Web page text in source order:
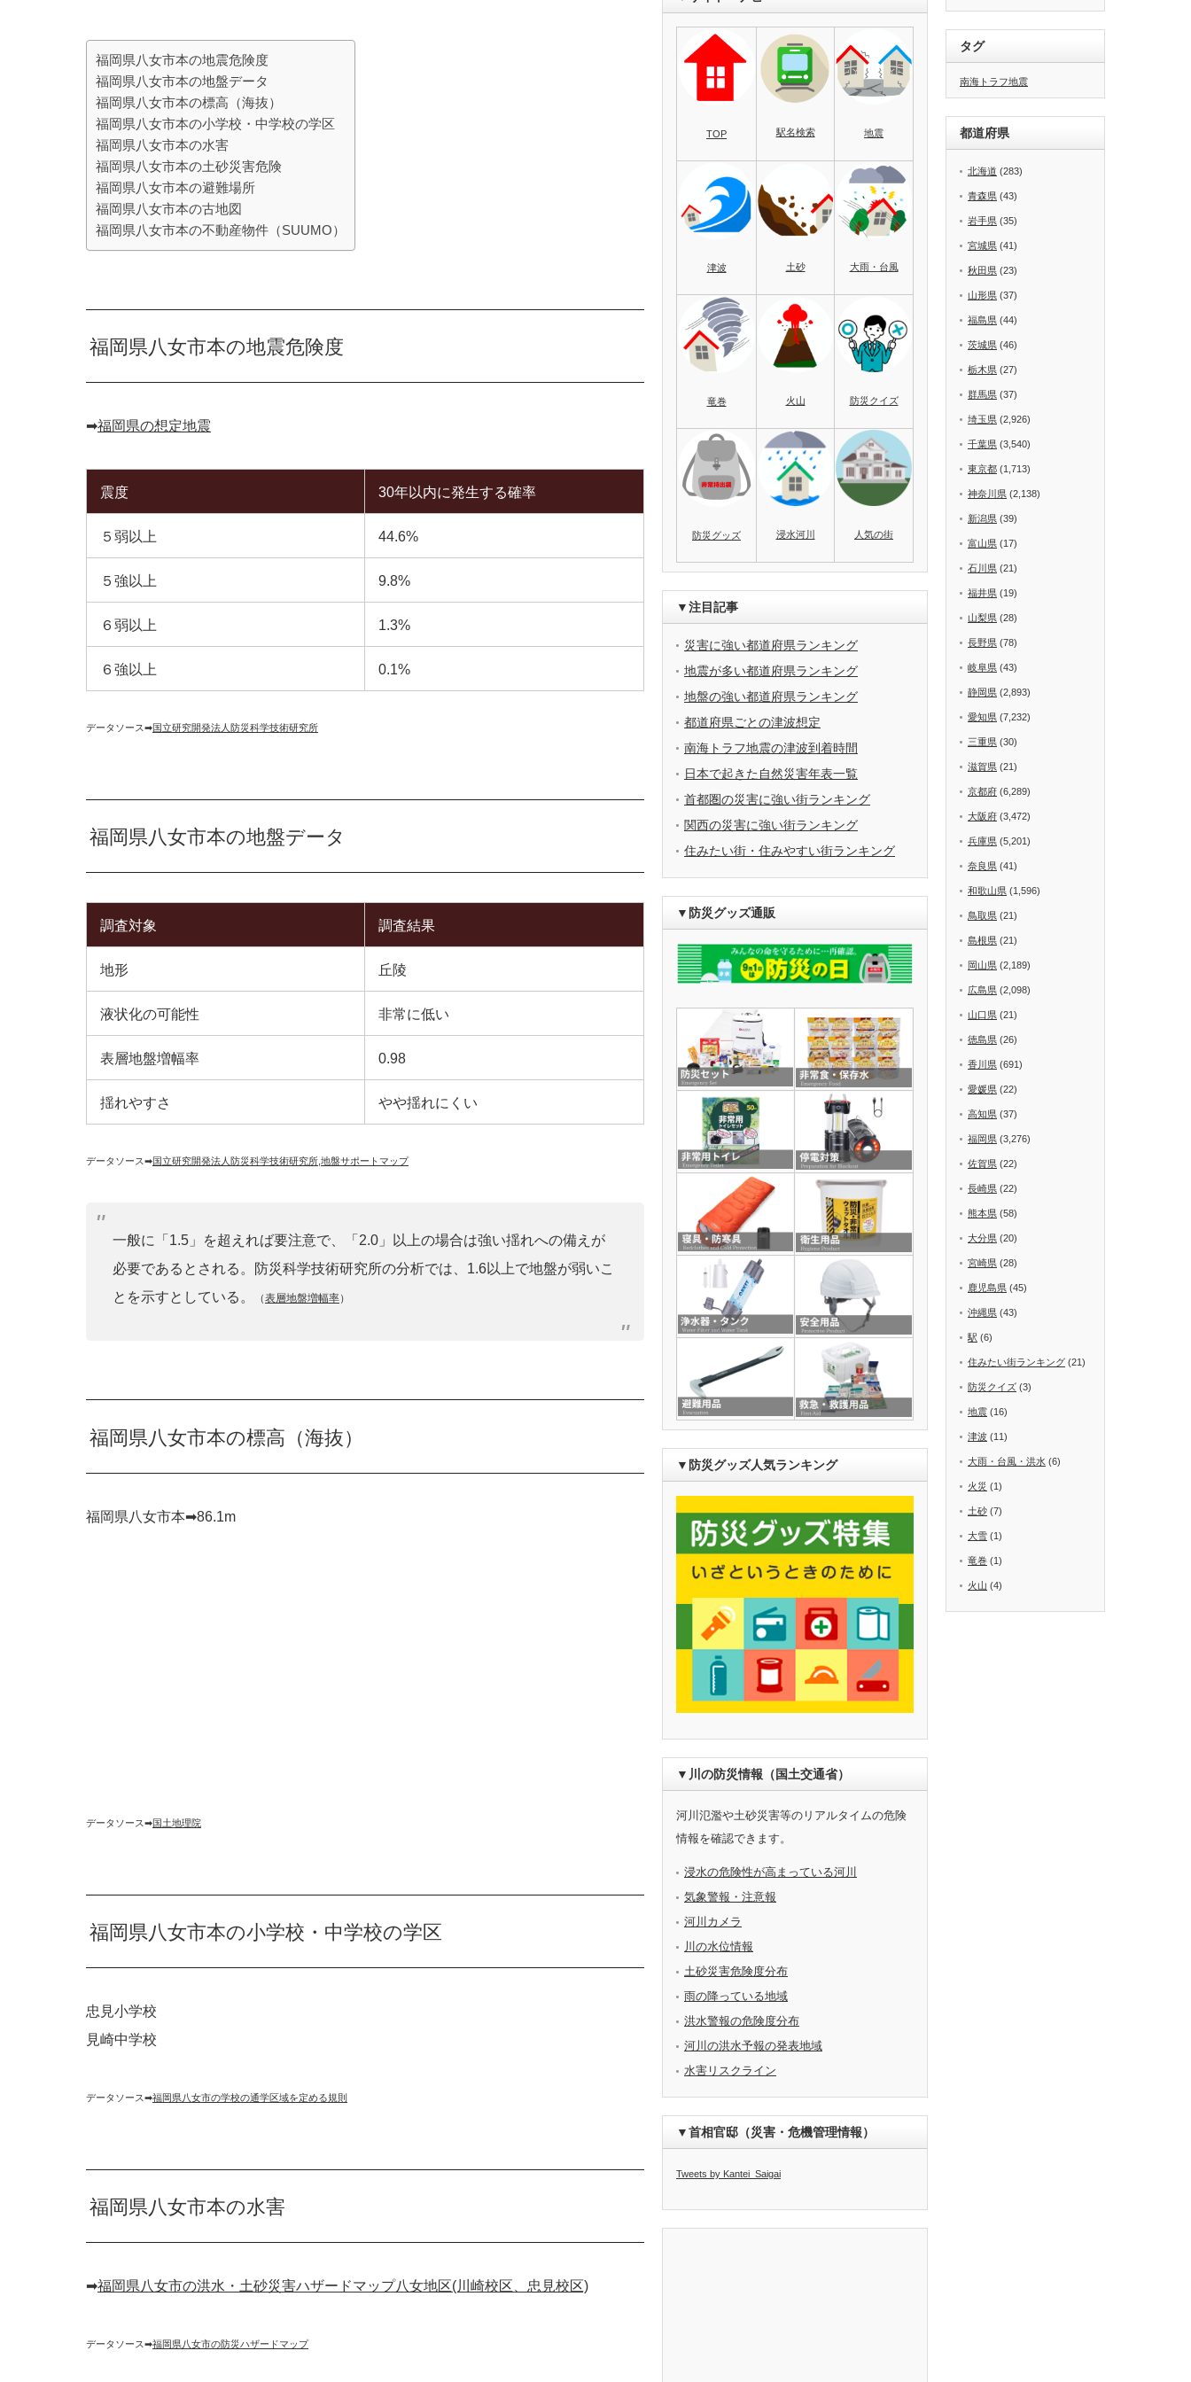
福岡県八女市本の地震危険度
福岡県八女市本の地盤データ
福岡県八女市本の標高（海抜）
福岡県八女市本の小学校・中学校の学区
福岡県八女市本の水害
福岡県八女市本の土砂災害危険
福岡県八女市本の避難場所
福岡県八女市本の古地図
福岡県八女市本の不動産物件（SUUMO）
福岡県八女市本の地震危険度
➡︎福岡県の想定地震
震度 30年以内に発生する確率
５弱以上 44.6%
５強以上 9.8%
６弱以上 1.3%
６強以上 0.1%
データソース➡︎国立研究開発法人防災科学技術研究所
福岡県八女市本の地盤データ
調査対象 調査結果
地形 丘陵
液状化の可能性 非常に低い
表層地盤増幅率 0.98
揺れやすさ やや揺れにくい
データソース➡︎国立研究開発法人防災科学技術研究所 地盤サポートマップ
一般に「1.5」を超えれば要注意で、「2.0」以上の場合は強い揺れへの備えが
必要であるとされる。防災科学技術研究所の分析では、1.6以上で地盤が弱いこ
とを示すとしている。
（表層地盤増幅率）
福岡県八女市本の標高（海抜）
福岡県八女市本➡︎86.1m
データソース➡︎国土地理院
福岡県八女市本の小学校・中学校の学区
忠見小学校
見崎中学校
データソース➡︎福岡県八女市の学校の通学区域を定める規則
福岡県八女市本の水害
➡︎福岡県八女市の洪水・土砂災害ハザードマップ八女地区(川崎校区、忠見校区)
データソース➡︎福岡県八女市の防災ハザードマップ
TOP 駅名検索 地震
津波 土砂 大雨・台風
竜巻 火山 防災クイズ
防災グッズ 浸水河川 人気の街
▼注目記事
災害に強い都道府県ランキング
地震が多い都道府県ランキング
地盤の強い都道府県ランキング
都道府県ごとの津波想定
南海トラフ地震の津波到着時間
日本で起きた自然災害年表一覧
首都圏の災害に強い街ランキング
関西の災害に強い街ランキング
住みたい街・住みやすい街ランキング
▼防災グッズ通販
▼防災グッズ人気ランキング
▼川の防災情報（国土交通省）
河川氾濫や土砂災害等のリアルタイムの危険
情報を確認できます。
浸水の危険性が高まっている河川
気象警報・注意報
河川カメラ
川の水位情報
土砂災害危険度分布
雨の降っている地域
洪水警報の危険度分布
河川の洪水予報の発表地域
水害リスクライン
▼首相官邸（災害・危機管理情報）
Tweets by Kantei_Saigai
タグ
南海トラフ地震
都道府県
北海道 (283)
青森県 (43)
岩手県 (35)
宮城県 (41)
秋田県 (23)
山形県 (37)
福島県 (44)
茨城県 (46)
栃木県 (27)
群馬県 (37)
埼玉県 (2,926)
千葉県 (3,540)
東京都 (1,713)
神奈川県 (2,138)
新潟県 (39)
富山県 (17)
石川県 (21)
福井県 (19)
山梨県 (28)
長野県 (78)
岐阜県 (43)
静岡県 (2,893)
愛知県 (7,232)
三重県 (30)
滋賀県 (21)
京都府 (6,289)
大阪府 (3,472)
兵庫県 (5,201)
奈良県 (41)
和歌山県 (1,596)
鳥取県 (21)
島根県 (21)
岡山県 (2,189)
広島県 (2,098)
山口県 (21)
徳島県 (26)
香川県 (691)
愛媛県 (22)
高知県 (37)
福岡県 (3,276)
佐賀県 (22)
長崎県 (22)
熊本県 (58)
大分県 (20)
宮崎県 (28)
鹿児島県 (45)
沖縄県 (43)
駅 (6)
住みたい街ランキング (21)
防災クイズ (3)
地震 (16)
津波 (11)
大雨・台風・洪水 (6)
火災 (1)
土砂 (7)
大雪 (1)
竜巻 (1)
火山 (4)